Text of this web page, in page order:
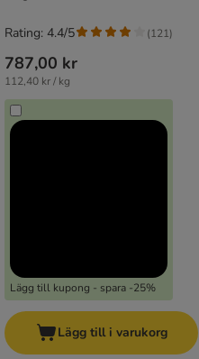
787,00 kr
112,40 kr / kg
Lägg till kupong - spara -25%
Rating: 4.4/5 (121)
Lägg till i varukorg